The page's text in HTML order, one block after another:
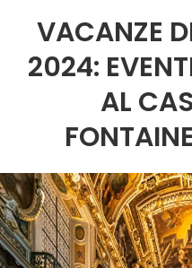
VACANZE
2024:
AL